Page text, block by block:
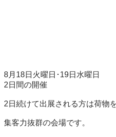
8月18日火曜日･19日水曜日
2日間の開催
2日続けて出展される方は荷物
集客力抜群の会場です。